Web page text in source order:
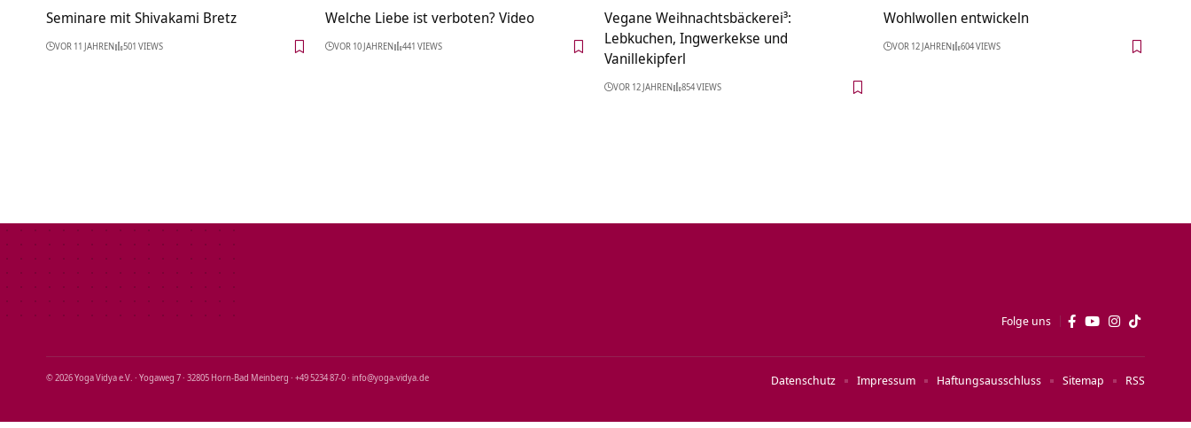
Seminare mit Shivakami Bretz
VOR 11 JAHREN 501 VIEWS
Welche Liebe ist verboten? Video
VOR 10 JAHREN 441 VIEWS
Vegane Weihnachtsbäckerei³:
Lebkuchen, Ingwerkekse und
Vanillekipferl
VOR 12 JAHREN 854 VIEWS
Wohlwollen entwickeln
VOR 12 JAHREN 604 VIEWS
Folge uns
© 2026 Yoga Vidya e.V. · Yogaweg 7 · 32805 Horn‑Bad Meinberg · +49 5234 87‑0 · info@yoga‑vidya.de Datenschutz Impressum Haftungsausschluss Sitemap RSS